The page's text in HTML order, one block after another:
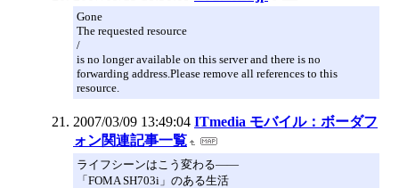
Gone
The requested resource
/
is no longer available on this server and there is no
forwarding address.Please remove all references to this
resource.
2007/03/09 13:49:04 ITmedia モバイル：ボーダフ
ォン関連記事一覧
ライフシーンはこう変わる――
「FOMA SH703i」のある生活